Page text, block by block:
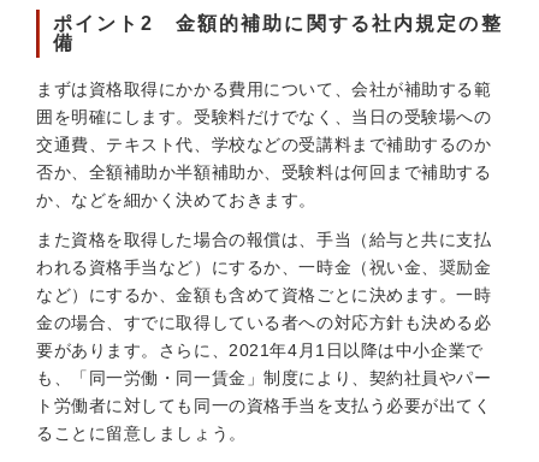
ポイント2 金額的補助に関する社内規定の整
備
まずは資格取得にかかる費用について、会社が補助する範
囲を明確にします。受験料だけでなく、当日の受験場への
交通費、テキスト代、学校などの受講料まで補助するのか
否か、全額補助か半額補助か、受験料は何回まで補助する
か、などを細かく決めておきます。
また資格を取得した場合の報償は、手当（給与と共に支払
われる資格手当など）にするか、一時金（祝い金、奨励金
など）にするか、金額も含めて資格ごとに決めます。一時
金の場合、すでに取得している者への対応方針も決める必
要があります。さらに、2021年4月1日以降は中小企業で
も、「同一労働・同一賃金」制度により、契約社員やパー
ト労働者に対しても同一の資格手当を支払う必要が出てく
ることに留意しましょう。